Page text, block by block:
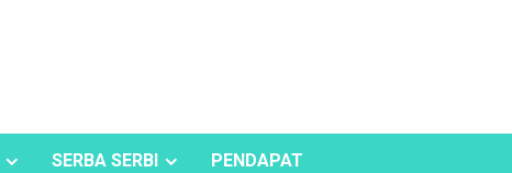
SERBA SERBI PENDAPAT